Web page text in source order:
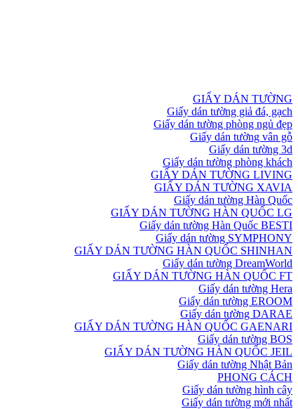
GIẤY DÁN TƯỜNG
Giấy dán tường giả đá, gạch
Giấy dán tường phòng ngủ đẹp
Giấy dán tường vân gỗ
Giấy dán tường 3d
Giấy dán tường phòng khách
GIẤY DÁN TƯỜNG LIVING
GIẤY DÁN TƯỜNG XAVIA
Giấy dán tường Hàn Quốc
GIẤY DÁN TƯỜNG HÀN QUỐC LG
Giấy dán tường Hàn Quốc BESTI
Giấy dán tường SYMPHONY
GIẤY DÁN TƯỜNG HÀN QUỐC SHINHAN
Giấy dán tường DreamWorld
GIẤY DÁN TƯỜNG HÀN QUỐC FT
Giấy dán tường Hera
Giấy dán tường EROOM
Giấy dán tường DARAE
GIẤY DÁN TƯỜNG HÀN QUỐC GAENARI
Giấy dán tường BOS
GIẤY DÁN TƯỜNG HÀN QUỐC JEIL
Giấy dán tường Nhật Bản
PHONG CÁCH
Giấy dán tường hình cây
Giấy dán tường mới nhất